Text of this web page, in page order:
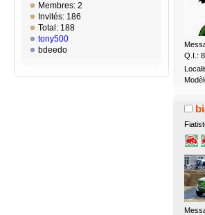
Membres: 2
Invités: 186
Total: 188
tony500
bdeedo
Q.I.: 8